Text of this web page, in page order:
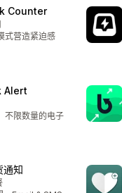
Counter
式营造紧迫感
Alert
不限数量的电子
知